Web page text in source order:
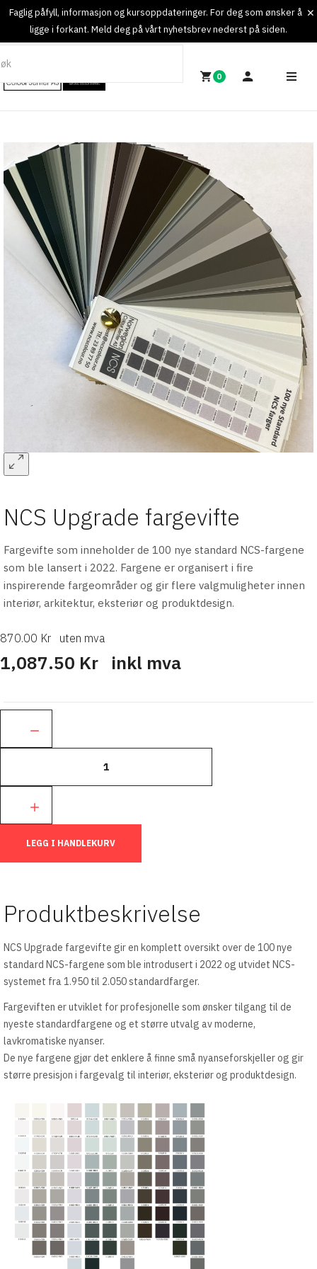
Faglig påfyll, informasjon og kursoppdateringer. For deg som ønsker å
ligge i forkant. Meld deg på vårt nyhetsbrev nederst på siden.
0
NCS Upgrade fargevifte
Fargevifte som inneholder de 100 nye standard NCS-fargene
som ble lansert i 2022. Fargene er organisert i fire
inspirerende fargeområder og gir flere valgmuligheter innen
interiør, arkitektur, eksteriør og produktdesign.
870.00 Kr uten mva
1,087.50 Kr inkl mva
LEGG I HANDLEKURV
Produktbeskrivelse
NCS Upgrade fargevifte gir en komplett oversikt over de 100 nye
standard NCS-fargene som ble introdusert i 2022 og utvidet NCS-
systemet fra 1.950 til 2.050 standardfarger.
Fargeviften er utviklet for profesjonelle som ønsker tilgang til de
nyeste standardfargene og et større utvalg av moderne,
lavkromatiske nyanser.
De nye fargene gjør det enklere å finne små nyanseforskjeller og gir
større presisjon i fargevalg til interiør, eksteriør og produktdesign.